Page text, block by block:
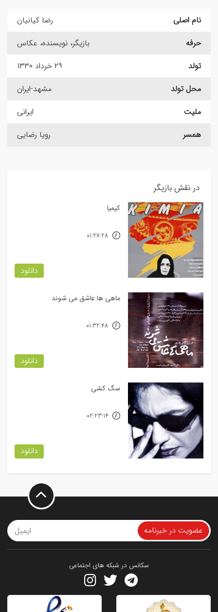
نام اصلی
رضا کیانیان
حرفه
بازیگر، نویسنده، عکاس
تولد
۲۹ خرداد ۱۳۳۰
محل تولد
مشهد-ایران
ملیت
ایرانی
همسر
رویا رضایی
در نقش بازیگر
کیمیا
دانلود
01:27:28
ماهی ها عاشق می شوند
دانلود
01:32:48
سگ کشی
دانلود
02:23:14
عضویت در خبرنامه
سکانس در شبکه های اجتماعی